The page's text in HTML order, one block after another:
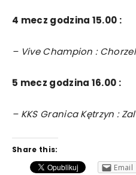
4 mecz godzina 15.00 :
– Vive Champion :
5 mecz godzina 16.00 :
– KKS Granica Kętrzyn :
Share this:
Email